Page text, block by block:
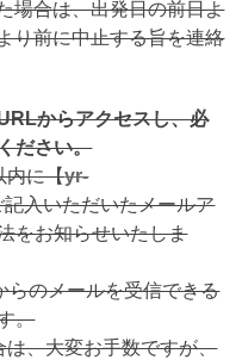
場合は、出発日の前日よ
り前に中止する旨を連絡
からアクセスし、必
ださい。
内に【yr-
記入いただいたメールア
をお知らせいたしま
らのメールを受信できる
。
、大変お手数ですが、